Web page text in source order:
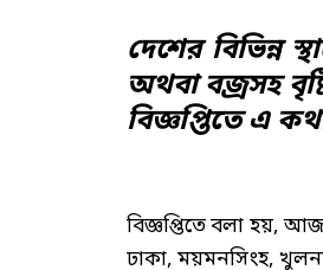
দেশের বিভিন্ন
অথবা বজ্রসহ
বিজ্ঞপ্তিতে এ
বিজ্ঞপ্তিতে বলা হয়,
ঢাকা, ময়মনসিংহ,